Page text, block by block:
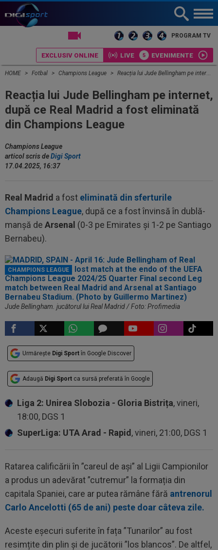
PROGRAM TV
EXCLUSIV ONLINE LIVE EVENIMENTE
HOME Fotbal Champions League Reacția lui Jude Bellingham pe internet, după ce Real Madrid a fost eliminată din Champions League
Reacția lui Jude Bellingham pe internet,
după ce Real Madrid a fost eliminată
din Champions League
Champions League
articol scris deDigi Sport
17.04.2025, 16:37
Real Madrid a fost eliminată din sferturile
Champions League, după ce a fost învinsă în dublă-
manșă de Arsenal (0-3 pe Emirates și 1-2 pe Santiago
Bernabeu).
CHAMPIONS LEAGUE
Jude Bellingham. jucătorul lui Real Madrid / Foto: Profimedia
Urmărește Digi Sport în Google Discover
Adaugă Digi Sport ca sursă preferată în Google
Liga 2: Unirea Slobozia - Gloria Bistrița, vineri,
18:00, DGS 1
SuperLiga: UTA Arad - Rapid , vineri, 21:00, DGS 1
Ratarea calificării în ”careul de ași” al Ligii Campionilor
a produs un adevărat ”cutremur” la formația din
capitala Spaniei, care ar putea rămâne fără antrenorul
Carlo Ancelotti (65 de ani) peste doar câteva zile.
Aceste eșecuri suferite în fața ”Tunarilor” au fost
resimțite din plin și de jucătorii ”los blancos”. De altfel,